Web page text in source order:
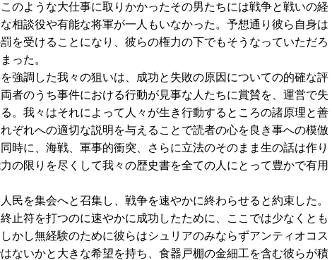
のような大仕事に取りかかったその男たちには戦争と戦いの経
相談役や有能な将軍が一人もいなかった。予想通り彼ら自身は
を受けることになり、彼らの権力の下でもそうなっていただろ
った。
強調した我々の狙いは、成功と失敗の原因についての的確な評
者のうち事件における行動が見事な人たちに賞賛を、運営で失
。我々はそれによって人々が生き行動するところの諸原理と善
ぞれへの適切な説明を与えることで読者の心を良き事への模倣
時に、海戦、軍事的衝突、さらに立法のそのまま生の話は作り
の限りを尽くして我々の歴史書を全ての人にとって豊かで有用
民を集会へと召集し、戦争を速やかに終わらせると約束した。
止符を打つのに速やかに成功したために、ここでは少なくとも
かし無経験のために彼らはシュリアのみならずアンティオコス
ないかと大きな希望を持ち、食器戸棚の金細工を含む彼らが積